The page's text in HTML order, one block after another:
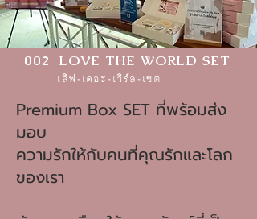
002 LOVE THE WORLD SET
เลิฟ-เดอะ-เวิร์ล-เซต
Premium Box SET ที่พร้อมส่ง
มอบ
ความรักให้กับคนที่คุณรักและโลก
ของเรา